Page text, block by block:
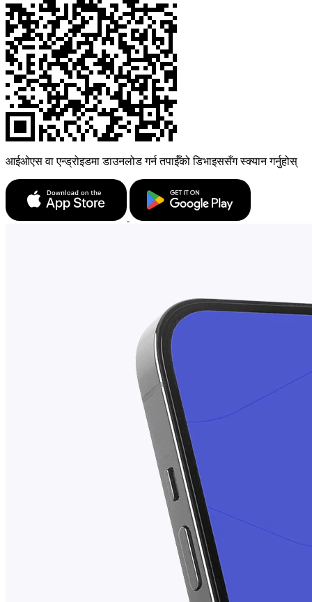
आईओएस वा एन्ड्रोइडमा डाउनलोड गर्न तपाईँको डिभाइससँग स्क्यान गर्नुहोस्